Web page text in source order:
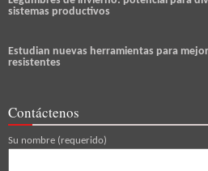
sistemas productivos
Estudian nuevas herramientas para
resistentes
Contáctenos
Su nombre (requerido)